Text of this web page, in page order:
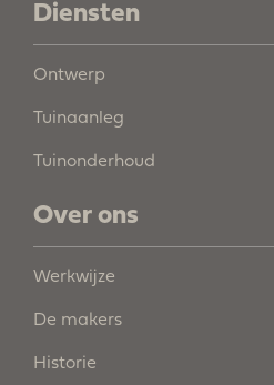
Diensten
Ontwerp
Tuinaanleg
Tuinonderhoud
Over ons
Werkwijze
De makers
Historie